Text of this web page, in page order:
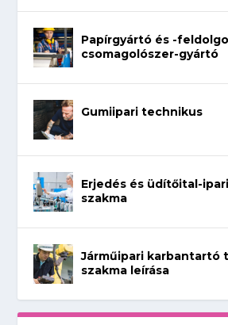
Papírgyártó és -
csomagolószer-gyártó
Gumiipari technikus
Erjedés és üdítőital-
szakma
Járműipari karbantartó
szakma leírása